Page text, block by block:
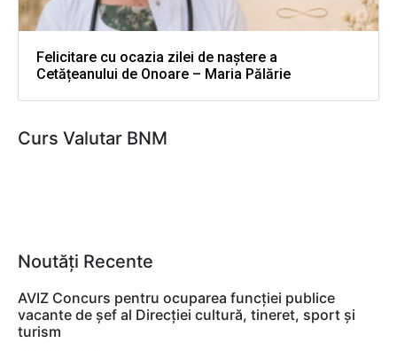
Felicitare cu ocazia zilei de naștere a
Cetățeanului de Onoare – Maria Pălărie
Curs Valutar BNM
Noutăți Recente
AVIZ Concurs pentru ocuparea funcţiei publice
vacante de şef al Direcţiei cultură, tineret, sport şi
turism